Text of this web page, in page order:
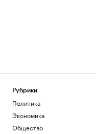
Рубрики
Политика
Экономика
Общество